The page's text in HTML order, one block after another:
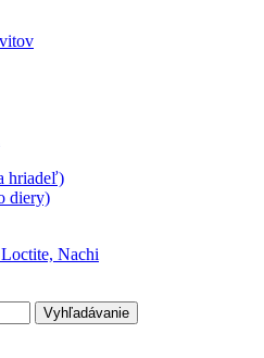
hriadeľ)
diery)
Vyhľadávanie